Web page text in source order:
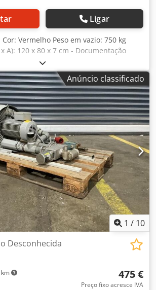
Ligar
Cor: Vermelho Peso em vazio: 750 kg
A): 120 x 80 x 7 cm - Documentação
CE: Não - Dimensões de
x 800 mm x 75 mm (c x l x a) - Peso de
kg - Embalagens de transporte
financeiras IVA: O preço
o IVA Crsdpozrnv Usfx Aftef IVA/Regime
IVA dedutível para empresas
de equipamentos usados possível a
para todos os produtos da área
Anúncio classificado
1 / 10
Desconhecida
475 €
Preço fixo acresce IVA